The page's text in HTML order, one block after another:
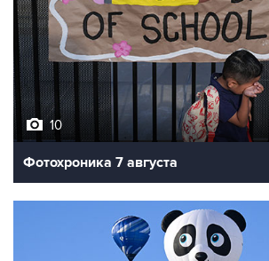
10
Фотохроника 7 августа